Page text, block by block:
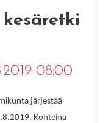
08:00
järjestää
Kohteina